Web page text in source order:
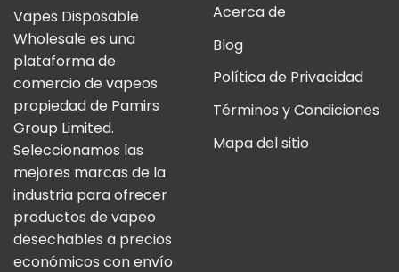
Vapes Disposable
Wholesale es una
plataforma de
comercio de vapeos
propiedad de Pamirs
Group Limited.
Seleccionamos las
mejores marcas de la
industria para ofrecer
productos de vapeo
desechables a precios
económicos con envío
Acerca de
Blog
Política de Privacidad
Términos y Condiciones
Mapa del sitio